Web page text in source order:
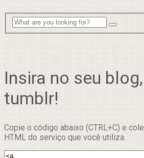
Insira no seu
tumblr!
Copie o código abaixo (CTRL+C) e
HTML do serviço que você utiliza.